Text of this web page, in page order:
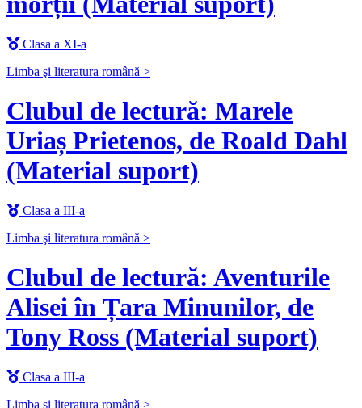
Clasa a XI-a
Limba şi literatura română >
Clubul de lectură: Marele
Uriaș Prietenos, de Roald Dahl
(Material suport)
Clasa a III-a
Limba şi literatura română >
Clubul de lectură: Aventurile
Alisei în Țara Minunilor, de
Tony Ross (Material suport)
Clasa a III-a
Limba şi literatura română >